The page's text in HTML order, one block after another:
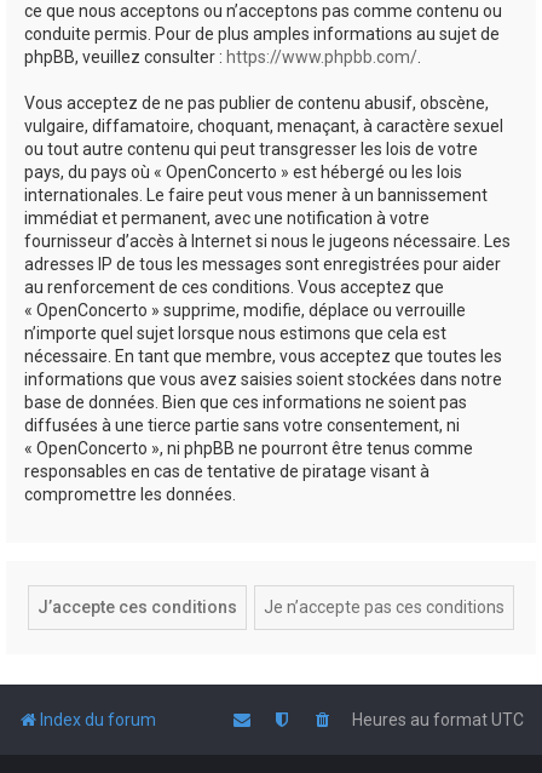
ce que nous acceptons ou n’acceptons pas comme contenu ou
conduite permis. Pour de plus amples informations au sujet de
phpBB, veuillez consulter : https://www.phpbb.com/.
Vous acceptez de ne pas publier de contenu abusif, obscène,
vulgaire, diffamatoire, choquant, menaçant, à caractère sexuel
ou tout autre contenu qui peut transgresser les lois de votre
pays, du pays où « OpenConcerto » est hébergé ou les lois
internationales. Le faire peut vous mener à un bannissement
immédiat et permanent, avec une notification à votre
fournisseur d’accès à Internet si nous le jugeons nécessaire. Les
adresses IP de tous les messages sont enregistrées pour aider
au renforcement de ces conditions. Vous acceptez que
« OpenConcerto » supprime, modifie, déplace ou verrouille
n’importe quel sujet lorsque nous estimons que cela est
nécessaire. En tant que membre, vous acceptez que toutes les
informations que vous avez saisies soient stockées dans notre
base de données. Bien que ces informations ne soient pas
diffusées à une tierce partie sans votre consentement, ni
« OpenConcerto », ni phpBB ne pourront être tenus comme
responsables en cas de tentative de piratage visant à
compromettre les données.
Index du forum Heures au formatUTC